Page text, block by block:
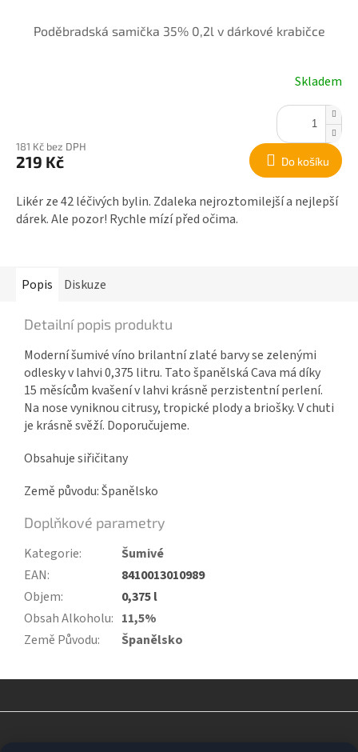
Poděbradská samička 35% 0,2l v dárkové krabičce
Skladem
181 Kč bez DPH
219 Kč Do košíku
Likér ze 42 léčivých bylin. Zdaleka nejroztomilejší a nejlepší
dárek. Ale pozor! Rychle mízí před očima.
Popis Diskuze
Detailní popis produktu
Moderní šumivé víno brilantní zlaté barvy se zelenými
odlesky v lahvi 0,375 litru. Tato španělská Cava má díky
15 měsícům kvašení v lahvi krásně perzistentní perlení.
Na nose vyniknou citrusy, tropické plody a briošky. V chuti
je krásně svěží. Doporučujeme.
Obsahuje siřičitany
Země původu: Španělsko
Doplňkové parametry
Kategorie:
Šumivé
EAN:
8410013010989
Objem:
0,375 l
Obsah Alkoholu: 11,5%
Země Původu: Španělsko